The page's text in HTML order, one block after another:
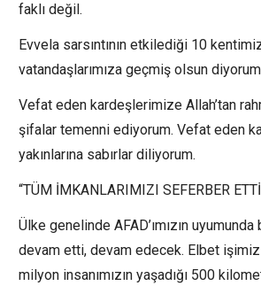
faklı değil.
Evvela sarsıntının etkilediği 10
vatandaşlarımıza geçmiş olsun
Vefat eden kardeşlerimize Allah’tan
şifalar temenni ediyorum. Vefat eden
yakınlarına sabırlar diliyorum.
“TÜM İMKANLARIMIZI SEFERBER
Ülke genelinde AFAD’ımızın
devam etti, devam edecek. Elbet
milyon insanımızın yaşadığı 500